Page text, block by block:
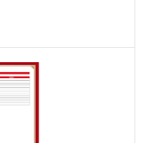
保っています。
ます。
時は必ず現車をご確認